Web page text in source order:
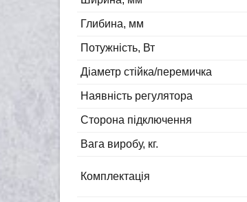
Глибина, мм
Потужність, Вт
Діаметр стійка/перемичка
Наявність регулятора
Сторона підключення
Вага виробу, кг.
Комплектація